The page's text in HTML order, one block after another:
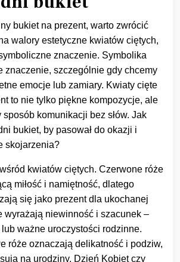
bukiet na prezent, warto zwrócić
walory estetyczne kwiatów ciętych,
znaczenie. Symbolika
znaczenie, szczególnie gdy chcemy
emocje lub zamiary. Kwiaty cięte
to nie tylko piękne kompozycje, ale
komunikacji bez słów. Jak
bukiet, by pasował do okazji i
skojarzenia?
kwiatów ciętych. Czerwone róże
miłość i namiętność, dlatego
się jako prezent dla ukochanej
wyrażają niewinność i szacunek –
ważne uroczystości rodzinne.
róże oznaczają delikatność i podziw,
na urodziny, Dzień Kobiet czy